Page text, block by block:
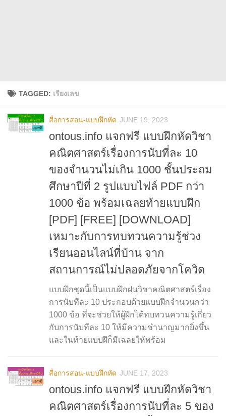
TAGGED: เรียงเลข
สื่อการสอน-แบบฝึกหัด JUNE 19, 2023
ontous.info แจกฟรี แบบฝึกหัดวิชา
คณิตศาสตร์เรื่องการนับที่ละ 10
ของจำนวนไม่เกิน 1000 ชั้นประถม
ศึกษาปีที่ 2 รูปแบบไฟล์ PDF กว่า
1000 ข้อ พร้อมเฉลยท้ายแบบฝึก
[PDF] [FREE] [DOWNLOAD]
เหมาะกับการทบทวนความรู้ช่วง
เรียนออนไลน์ที่บ้าน จาก
สถานการณ์ไม่ปลอดภัยจากโควิด
แบบฝึกชุดนี้เป็นแบบฝึกฝนวิชาคณิตศาสตร์เรื่อง
การนับทีละ 10 ประกอบด้วยแบบฝึกจำนวนกว่า
1000 ข้อ ที่จะช่วยให้ผู้ฝึกได้ทบทวนความรู้เกี่ยว
กับการนับทีละ 10 ให้มีความชำนาญมากยิ่งขึ้น
และในท้ายแบบฝึก็มีเฉลยให้พร้อม
สื่อการสอน-แบบฝึกหัด JUNE 17, 2023
ontous.info แจกฟรี แบบฝึกหัดวิชา
คณิตศาสตร์เรื่องการนับที่ละ 5 ของ